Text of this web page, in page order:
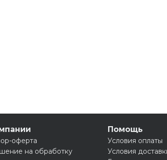
оферта
на обработку
Помощь
Условия оплаты
Условия